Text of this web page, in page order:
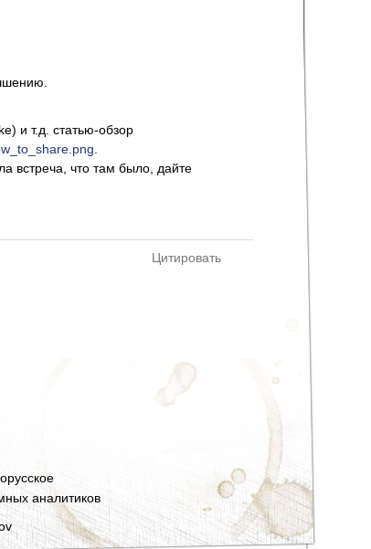
и т.д. статью-обзор
встреча, что там было, дайте
Цитировать
аналитиков